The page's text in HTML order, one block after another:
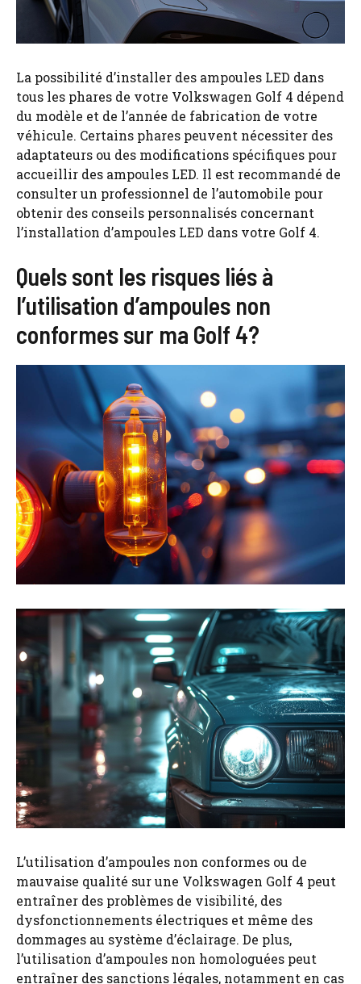
La possibilité d’installer des ampoules LED dans
tous les phares de votre Volkswagen Golf 4 dépend
du modèle et de l’année de fabrication de votre
véhicule. Certains phares peuvent nécessiter des
adaptateurs ou des modifications spécifiques pour
accueillir des ampoules LED. Il est recommandé de
consulter un professionnel de l’automobile pour
obtenir des conseils personnalisés concernant
l’installation d’ampoules LED dans votre Golf 4.
Quels sont les risques liés à
l’utilisation d’ampoules non
conformes sur ma Golf 4?
L’utilisation d’ampoules non conformes ou de
mauvaise qualité sur une Volkswagen Golf 4 peut
entraîner des problèmes de visibilité, des
dysfonctionnements électriques et même des
dommages au système d’éclairage. De plus,
l’utilisation d’ampoules non homologuées peut
entraîner des sanctions légales, notamment en cas